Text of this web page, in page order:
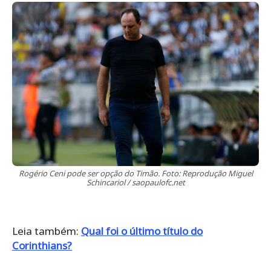
Rogério Ceni pode ser opção do Timão. Foto: Reprodução Miguel
Schincariol / saopaulofc.net
Leia também: Qual foi o último título do
Corinthians?